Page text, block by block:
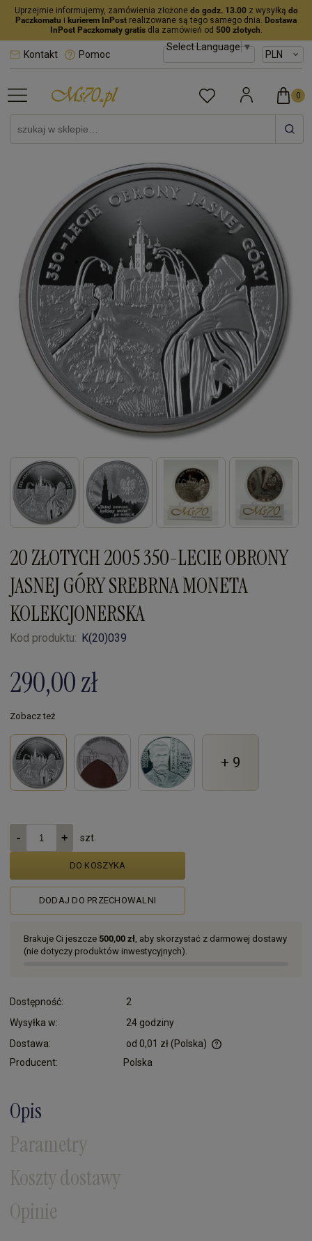
Uprzejmie informujemy, zamówienia złożone do godz. 13.00z wysyłką do
Paczkomatu i kurierem InPost realizowane są tego samego dnia. Dostawa
InPost Paczkomaty gratisdla zamówień od 500 złotych.
Select Language▼
Kontakt Pomoc
20 ZŁOTYCH 2005 350-LECIE OBRONY
JASNEJ GÓRY SREBRNA MONETA
KOLEKCJONERSKA
Kod produktu: K(20)039
290,00 zł
Zobacz też
+ 9
szt.
DO KOSZYKA
DODAJ DO PRZECHOWALNI
Brakuje Ci jeszcze 500,00 zł, aby skorzystać z darmowej dostawy
(nie dotyczy produktów inwestycyjnych).
Dostępność:
2
Wysyłka w:
24 godziny
Dostawa:
od 0,01 zł(Polska)
Producent: Polska
Opis
Parametry
Koszty dostawy
Opinie